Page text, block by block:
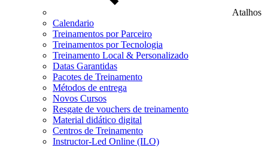
Atalhos
Calendario
Treinamentos por Parceiro
Treinamentos por Tecnologia
Treinamento Local & Personalizado
Datas Garantidas
Pacotes de Treinamento
Métodos de entrega
Novos Cursos
Resgate de vouchers de treinamento
Material didático digital
Centros de Treinamento
Instructor-Led Online (ILO)